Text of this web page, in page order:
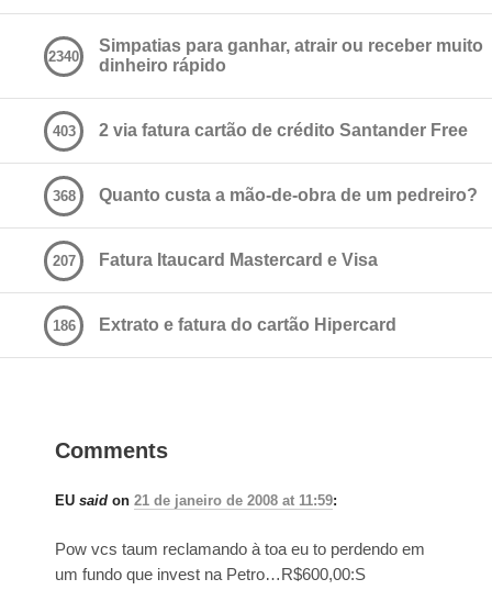
Simpatias para ganhar, atrair ou receber muito
dinheiro rápido
2340
2 via fatura cartão de crédito Santander Free
403
Quanto custa a mão-de-obra de um pedreiro?
368
Fatura Itaucard Mastercard e Visa
207
Extrato e fatura do cartão Hipercard
186
Comments
EU said on 21 de janeiro de 2008 at 11:59:
Pow vcs taum reclamando à toa eu to perdendo em
um fundo que invest na Petro…R$600,00:S